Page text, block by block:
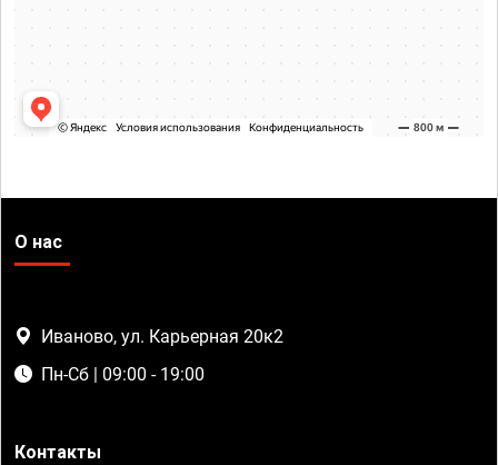
О нас
Иваново, ул. Карьерная 20к2
Пн-Сб | 09:00 - 19:00
Контакты